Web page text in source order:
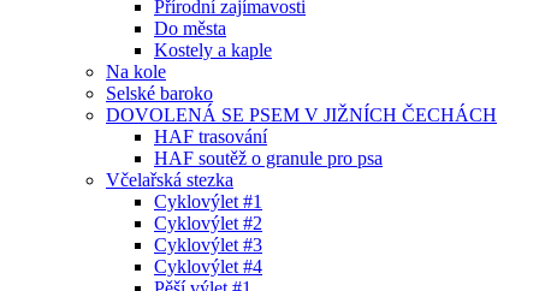
Přírodní zajímavosti
Do města
Kostely a kaple
Na kole
Selské baroko
DOVOLENÁ SE PSEM V JIŽNÍCH ČECHÁCH
HAF trasování
HAF soutěž o granule pro psa
Včelařská stezka
Cyklovýlet #1
Cyklovýlet #2
Cyklovýlet #3
Cyklovýlet #4